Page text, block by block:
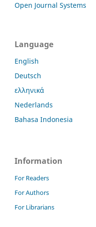
Open Journal Systems
Language
English
Deutsch
ελληνικά
Nederlands
Bahasa Indonesia
Information
For Readers
For Authors
For Librarians